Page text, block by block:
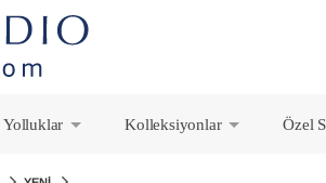
Yolluklar
Kolleksiyonlar
Özel